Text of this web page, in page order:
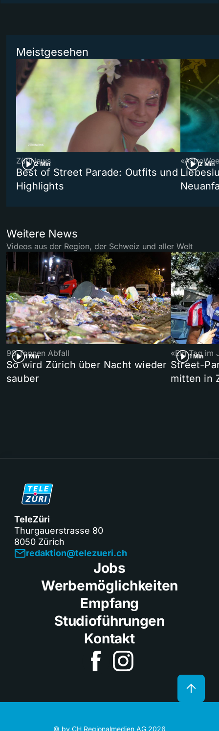
Meistgesehen
2 Min
ZüriNews
Best of Street Parade: Outfits und
Highlights
2 Min
Weitere News
Videos aus der Region, der Schweiz und aller Welt
1 Min
90 Tonnen Abfall
So wird Zürich über Nacht wieder
sauber
1 Min
«Ein Tag im
Street-
mitten in
TeleZüri
Thurgauerstrasse 80
8050 Zürich
redaktion@telezueri.ch
Jobs
Werbemöglichkeiten
Empfang
Studioführungen
Kontakt
© by CH Regionalmedien AG 2026